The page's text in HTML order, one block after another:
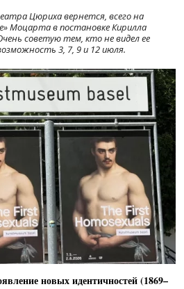
Цюриха вернется, всего на
Моцарта в постановке Кирилла
советую тем, кто не видел ее
3, 7, 9 и 12 июля.
новых идентичностей (1869–